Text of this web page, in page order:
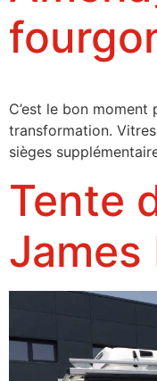
C’est le bon
transformation.
sièges
Tente
James